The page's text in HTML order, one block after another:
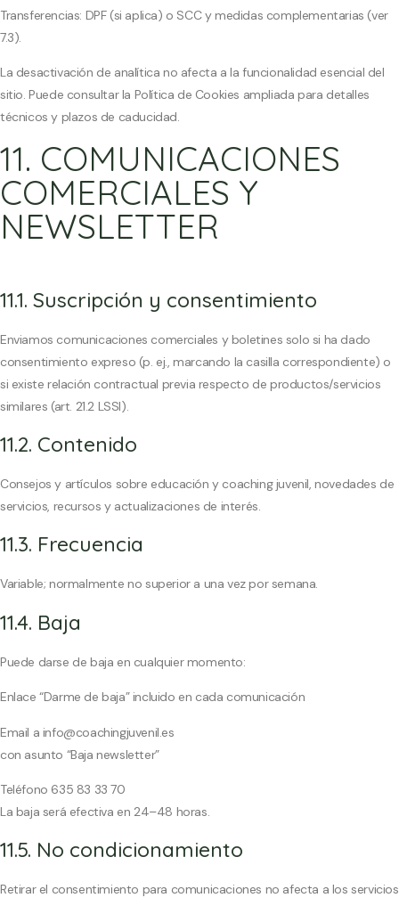
Transferencias: DPF (si aplica) o SCC y medidas complementarias (ver
7.3).
La desactivación de analítica no afecta a la funcionalidad esencial del
sitio. Puede consultar la Política de Cookies ampliada para detalles
técnicos y plazos de caducidad.
11. COMUNICACIONES
COMERCIALES Y
NEWSLETTER
11.1. Suscripción y consentimiento
Enviamos comunicaciones comerciales y boletines solo si ha dado
consentimiento expreso (p. ej., marcando la casilla correspondiente) o
si existe relación contractual previa respecto de productos/servicios
similares (art. 21.2 LSSI).
11.2. Contenido
Consejos y artículos sobre educación y coaching juvenil, novedades de
servicios, recursos y actualizaciones de interés.
11.3. Frecuencia
Variable; normalmente no superior a una vez por semana.
11.4. Baja
Puede darse de baja en cualquier momento:
Enlace “Darme de baja” incluido en cada comunicación
Email a info@coachingjuvenil.es
con asunto “Baja newsletter”
Teléfono 635 83 33 70
La baja será efectiva en 24–48 horas.
11.5. No condicionamiento
Retirar el consentimiento para comunicaciones no afecta a los servicios